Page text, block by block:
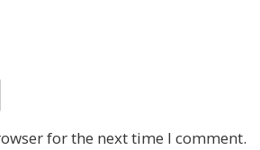
for the next time I comment.